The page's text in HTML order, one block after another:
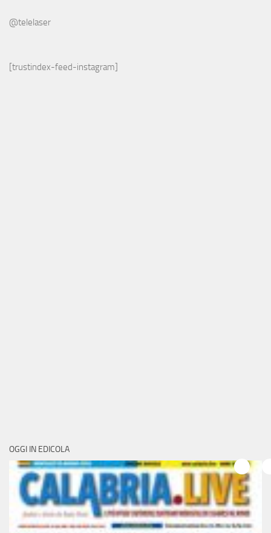
@telelaser
[trustindex-feed-instagram]
OGGI IN EDICOLA